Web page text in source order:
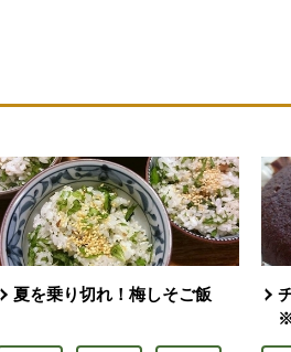
夏を乗り切れ！梅しそご飯